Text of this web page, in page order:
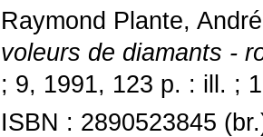
Raymond Plante,
voleurs de diamants -
; 9, 1991, 123 p. : ill. ;
ISBN : 2890523845